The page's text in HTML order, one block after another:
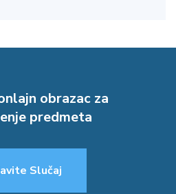
obrazac za
predmeta
Slučaj